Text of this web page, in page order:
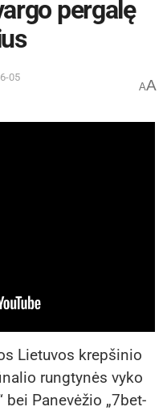
pergalę
05
AA
Lietuvos krepšinio
rungtynės vyko
bei Panevėžio „7bet-